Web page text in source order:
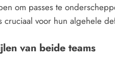
om passes te
cruciaal voor hun algehele
van beide teams